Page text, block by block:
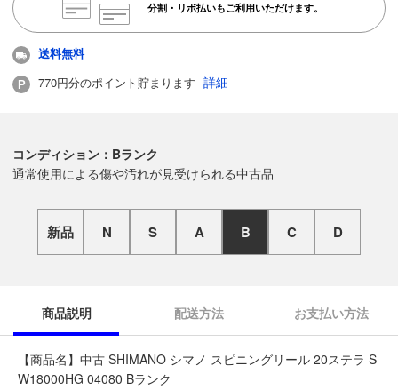
分割・リボ払いもご利用いただけます。
送料無料
770円分のポイント貯まります 詳細
コンディション：Bランク
通常使用による傷や汚れが見受けられる中古品
新品 N S A B C D
商品説明 配送方法 お支払い方法
【商品名】中古 SHIMANO シマノ スピニングリール 20ステラ S
W18000HG 04080 Bランク